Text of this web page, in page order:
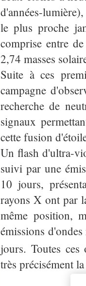
d'années-
le plus proche
comprise entre
2,74 masses
Suite à ces
campagne
recherche de
signaux
cette fusion
Un flash d'ultra-
suivi par une
10 jours,
rayons X ont par
même position,
émissions
jours. Toutes
très précisément